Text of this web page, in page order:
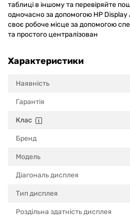
таблиці в іншому та перевіряйте
одночасно за допомогою HP
своє робоче місце за допомогою
та простого централізован
Характеристики
Наявність
Гарантія
Клас
Бренд
Модель
Діагональ дисплея
Тип дисплея
Роздільна здатність дисплея